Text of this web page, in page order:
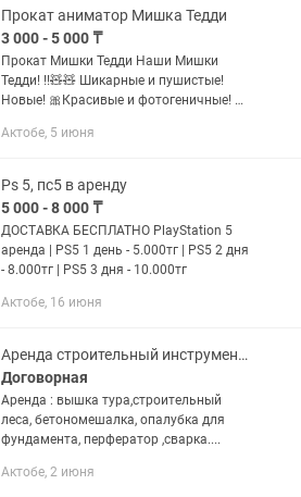
Прокат аниматор Мишка Тедди
3 000 - 5 000 ₸
Прокат Мишки Тедди Наши Мишки
Тедди! !!🧸🧸 Шикарные и пушистые!
Новые! 🎀Красивые и фотогеничные! 🎁
💐Наши Тедди и его подруга украсят
Актобе, 5 июня
Ps 5, пс5 в аренду
5 000 - 8 000 ₸
ДОСТАВКА БЕСПЛАТНО PlayStation 5
аренда | PS5 1 день - 5.000тг | PS5 2 дня
- 8.000тг | PS5 3 дня - 10.000тг
Актобе, 16 июня
Аренда строительный инструментов
Договорная
Аренда : вышка тура,строительный
леса, бетономешалка, опалубка для
фундамента, перфератор ,сварка....
Актобе, 2 июня